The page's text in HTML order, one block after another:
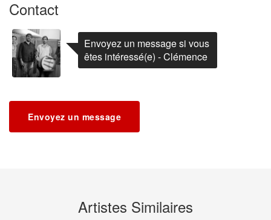
Contact
Envoyez un message si vous
êtes intéressé(e) - Clémence
Envoyez un message
Artistes Similaires